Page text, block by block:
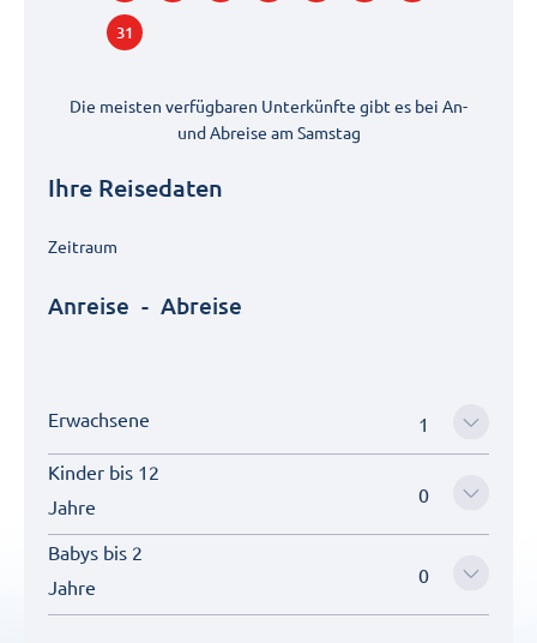
Die meisten verfügbaren Unterkünfte gibt es bei An-
und Abreise am Samstag
Ihre Reisedaten
Zeitraum
Anreise - Abreise
Erwachsene
Kinder bis 12
Jahre
Babys bis 2
Jahre
31